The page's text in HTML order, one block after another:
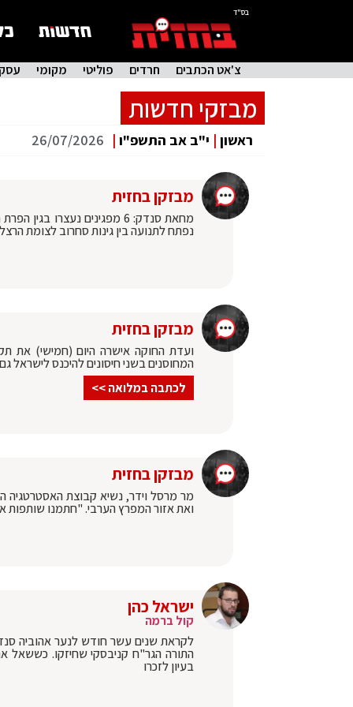
בס"ד
צ'אט הכתבים חרדים פוליטי מקומי
מבזקי חדשות
ראשון | י"ב אב התשפ"ו |
26/07/2026
מבזקן בחזית
נפתח לתנועה בין גינות סחרוב לצומת
מבזקן בחזית
המחוסנים בשני חיסונים להיכנס לישראל גם אם חלפו יותר מ-
לכתבה במלואה >>
מבזקן בחזית
מר מרסל וידר, נשיא קבוצת האסטרטגיה
ואת אזור המפרץ הערבי. "חתמנו שותפות
ישראל כהן
קול ברמה
לקראת שנים עשר חודש לנער אהוביה
התורה הגר"ח קניבסקי שחיזקו. כששאל
בעיון לזכרו